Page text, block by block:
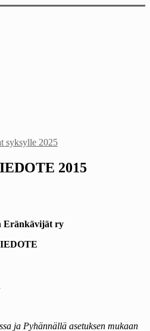
syksylle 2025
2015
Eränkävijät ry
ja Pyhännällä asetuksen mukaan